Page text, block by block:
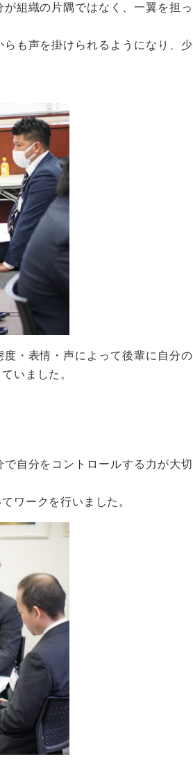
組織の片隅ではなく、一翼を担っ
らも声を掛けられるようになり、少
・表情・声によって後輩に自分の
いました。
自分をコントロールする力が大切
ワークを行いました。